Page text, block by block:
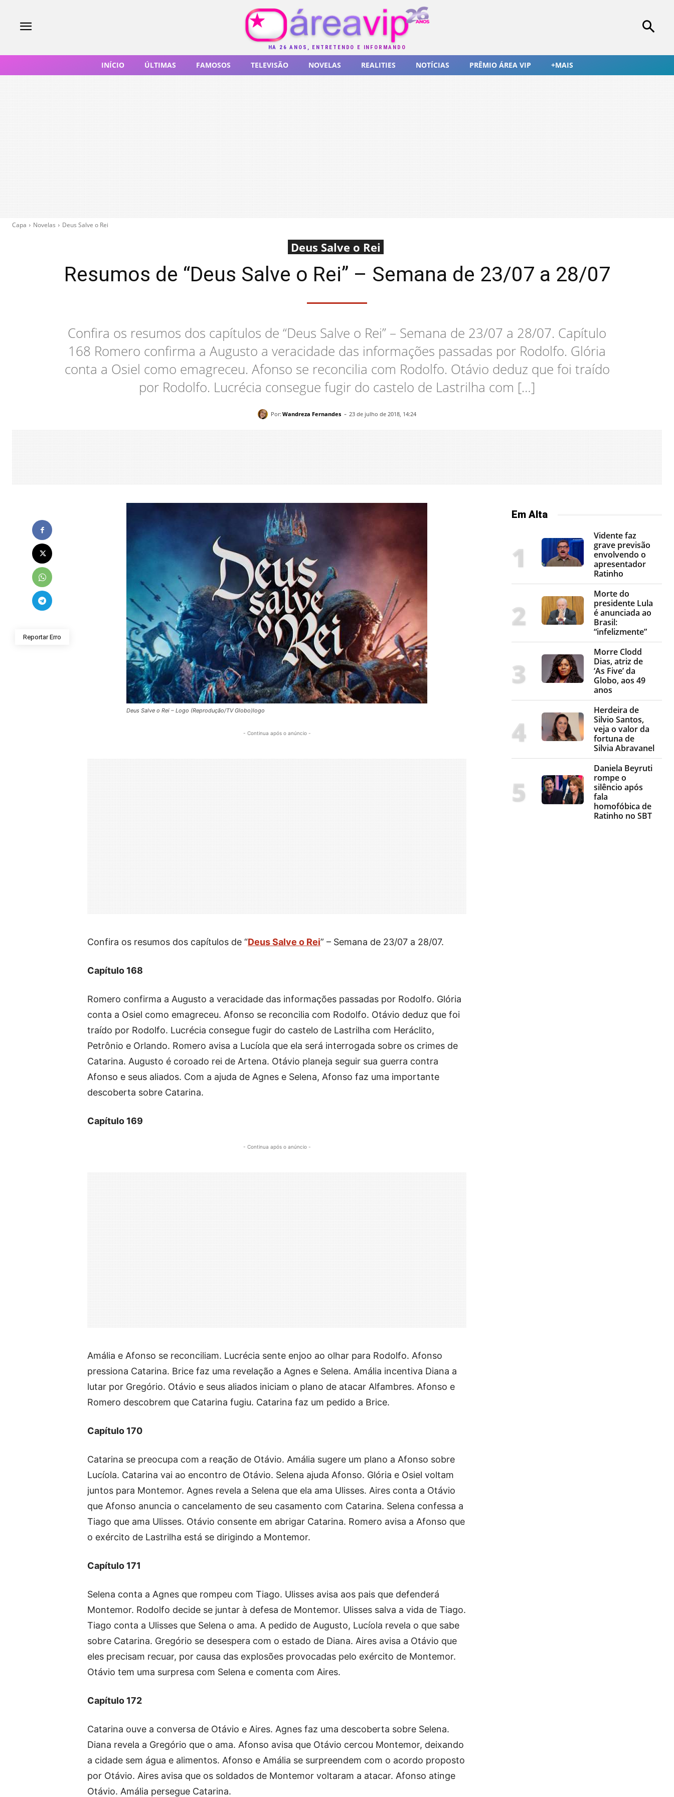
HÁ 26 ANOS, ENTRETENDO E INFORMANDO
INÍCIO ÚLTIMAS FAMOSOS TELEVISÃO NOVELAS REALITIES NOTÍCIAS PRÊMIO ÁREA VIP +MAIS
Capa Novelas Deus Salve o Rei
Deus Salve o Rei
Resumos de “Deus Salve o Rei” – Semana de 23/07 a 28/07
Confira os resumos dos capítulos de “Deus Salve o Rei” – Semana de 23/07 a 28/07. Capítulo
168 Romero confirma a Augusto a veracidade das informações passadas por Rodolfo. Glória
conta a Osiel como emagreceu. Afonso se reconcilia com Rodolfo. Otávio deduz que foi traído
por Rodolfo. Lucrécia consegue fugir do castelo de Lastrilha com […]
Por: Wandreza Fernandes - 23 de julho de 2018, 14:24
Reportar Erro
Deus Salve o Rei – Logo (Reprodução/TV Globo)logo
- Continua após o anúncio -
Confira os resumos dos capítulos de “Deus Salve o Rei” – Semana de 23/07 a 28/07.
Capítulo 168
Romero confirma a Augusto a veracidade das informações passadas por Rodolfo. Glória
conta a Osiel como emagreceu. Afonso se reconcilia com Rodolfo. Otávio deduz que foi
traído por Rodolfo. Lucrécia consegue fugir do castelo de Lastrilha com Heráclito,
Petrônio e Orlando. Romero avisa a Lucíola que ela será interrogada sobre os crimes de
Catarina. Augusto é coroado rei de Artena. Otávio planeja seguir sua guerra contra
Afonso e seus aliados. Com a ajuda de Agnes e Selena, Afonso faz uma importante
descoberta sobre Catarina.
Capítulo 169
- Continua após o anúncio -
Amália e Afonso se reconciliam. Lucrécia sente enjoo ao olhar para Rodolfo. Afonso
pressiona Catarina. Brice faz uma revelação a Agnes e Selena. Amália incentiva Diana a
lutar por Gregório. Otávio e seus aliados iniciam o plano de atacar Alfambres. Afonso e
Romero descobrem que Catarina fugiu. Catarina faz um pedido a Brice.
Capítulo 170
Catarina se preocupa com a reação de Otávio. Amália sugere um plano a Afonso sobre
Lucíola. Catarina vai ao encontro de Otávio. Selena ajuda Afonso. Glória e Osiel voltam
juntos para Montemor. Agnes revela a Selena que ela ama Ulisses. Aires conta a Otávio
que Afonso anuncia o cancelamento de seu casamento com Catarina. Selena confessa a
Tiago que ama Ulisses. Otávio consente em abrigar Catarina. Romero avisa a Afonso que
o exército de Lastrilha está se dirigindo a Montemor.
Capítulo 171
Selena conta a Agnes que rompeu com Tiago. Ulisses avisa aos pais que defenderá
Montemor. Rodolfo decide se juntar à defesa de Montemor. Ulisses salva a vida de Tiago.
Tiago conta a Ulisses que Selena o ama. A pedido de Augusto, Lucíola revela o que sabe
sobre Catarina. Gregório se desespera com o estado de Diana. Aires avisa a Otávio que
eles precisam recuar, por causa das explosões provocadas pelo exército de Montemor.
Otávio tem uma surpresa com Selena e comenta com Aires.
Capítulo 172
Catarina ouve a conversa de Otávio e Aires. Agnes faz uma descoberta sobre Selena.
Diana revela a Gregório que o ama. Afonso avisa que Otávio cercou Montemor, deixando
a cidade sem água e alimentos. Afonso e Amália se surpreendem com o acordo proposto
por Otávio. Aires avisa que os soldados de Montemor voltaram a atacar. Afonso atinge
Otávio. Amália persegue Catarina.
Em Alta
Vidente faz
grave previsão
envolvendo o
apresentador
Ratinho
Morte do
presidente Lula
é anunciada ao
Brasil:
“infelizmente”
Morre Clodd
Dias, atriz de
‘As Five’ da
Globo, aos 49
anos
Herdeira de
Silvio Santos,
veja o valor da
fortuna de
Silvia Abravanel
Daniela Beyruti
rompe o
silêncio após
fala
homofóbica de
Ratinho no SBT